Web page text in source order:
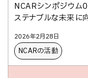
NCARシンポジウ
ステナブルな未来に
2026年2月28日
NCARの活動